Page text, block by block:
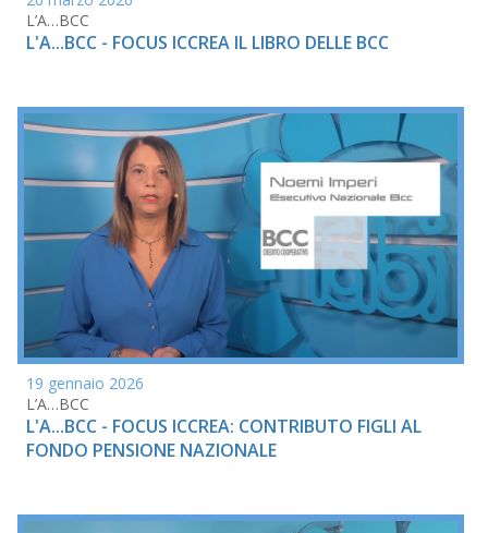
L’A…BCC
L'A...BCC - FOCUS ICCREA IL LIBRO DELLE BCC
19 gennaio 2026
L’A…BCC
L'A...BCC - FOCUS ICCREA: CONTRIBUTO FIGLI AL
FONDO PENSIONE NAZIONALE